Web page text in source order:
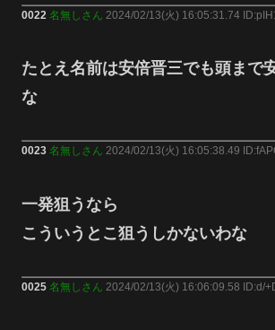
0022 名無しさん 2024/02/13(火) 16:05:31.74
たとえ名前は安倍晋三でも頭まで
な
0023 名無しさん 2024/02/13(火) 16:05:38.49
一発狙うなら
こういうとこ狙うしかないわな
0025 名無しさん 2024/02/13(火) 16:06:09.58 ID:d/